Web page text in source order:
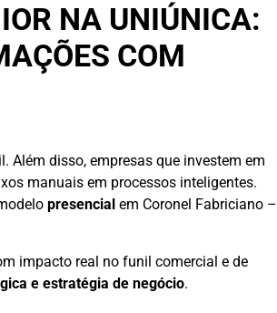
NA UNIÚNICA:
COM
Além disso, empresas que investem em
manuais em processos inteligentes.
presencial em Coronel Fabriciano –
impacto real no funil comercial e de
e estratégia de negócio.